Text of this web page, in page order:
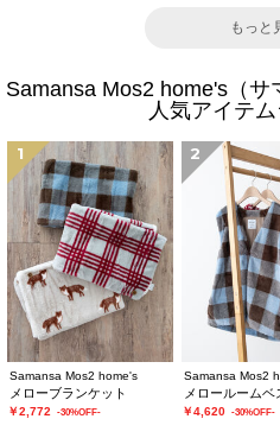
もっと
Samansa Mos2 home's（サ
人気アイテ
1
Samansa Mos2 home's
メローブランケット
￥2,772 -30%OFF-
2
Samansa Mos2
メロールームベ
￥4,620 -30%OFF-